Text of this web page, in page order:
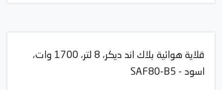
قلاية هوائية بلاك اند ديكر، 8 لتر، 1700 وات،
اسود - SAF80-B5